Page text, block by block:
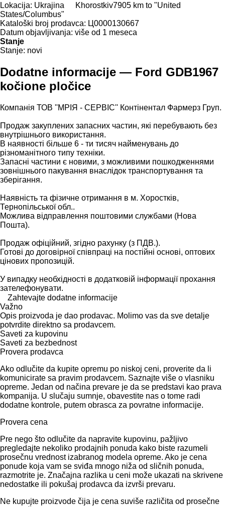
Lokacija: Ukrajina Khorostkiv7905 km to "United
States/Columbus"
Kataloški broj prodavca: Ц0000130667
Datum objavljivanja: više od 1 meseca
Stanje
Stanje: novi
Dodatne informacije — Ford GDB1967
kočione pločice
Компанія ТОВ ''МРІЯ - СЕРВІС'' Контінентал Фармерз Груп.
Продаж закуплених запасних частин, які перебувають без
внутрішнього використання.
В наявності більше 6 - ти тисяч найменувань до
різноманітного типу техніки.
Запасні частини є новими, з можливими пошкодженнями
зовнішнього пакування внаслідок транспортування та
зберігання.
Наявність та фізичне отримання в м. Хоростків,
Тернопільської обл..
Можлива відправлення поштовими службами (Нова
Пошта).
Продаж офіційний, згідно рахунку (з ПДВ.).
Готові до договірної співпраці на постійні основі, оптових
цінових пропозицій.
У випадку необхідності в додатковій інформації прохання
зателефонувати.
Zahtevajte dodatne informacije
Važno
Opis proizvoda je dao prodavac. Molimo vas da sve detalje
potvrdite direktno sa prodavcem.
Saveti za kupovinu
Saveti za bezbednost
Provera prodavca
Ako odlučite da kupite opremu po niskoj ceni, proverite da li
komunicirate sa pravim prodavcem. Saznajte više o vlasniku
opreme. Jedan od načina prevare je da se predstavi kao prava
kompanija. U slučaju sumnje, obavestite nas o tome radi
dodatne kontrole, putem obrasca za povratne informacije.
Provera cena
Pre nego što odlučite da napravite kupovinu, pažljivo
pregledajte nekoliko prodajnih ponuda kako biste razumeli
prosečnu vrednost izabranog modela opreme. Ako je cena
ponude koja vam se sviđa mnogo niža od sličnih ponuda,
razmotrite je. Značajna razlika u ceni može ukazati na skrivene
nedostatke ili pokušaj prodavca da izvrši prevaru.
Ne kupujte proizvode čija je cena suviše različita od prosečne